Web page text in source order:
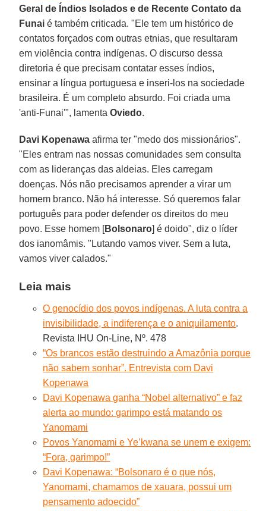
Geral de Índios Isolados e de Recente Contato da
Funai é também criticada. "Ele tem um histórico de
contatos forçados com outras etnias, que resultaram
em violência contra indígenas. O discurso dessa
diretoria é que precisam contatar esses índios,
ensinar a língua portuguesa e inseri-los na sociedade
brasileira. É um completo absurdo. Foi criada uma
'anti-Funai'", lamentaOviedo.
Davi Kopenawa afirma ter "medo dos missionários".
"Eles entram nas nossas comunidades sem consulta
com as lideranças das aldeias. Eles carregam
doenças. Nós não precisamos aprender a virar um
homem branco. Não há interesse. Só queremos falar
português para poder defender os direitos do meu
povo. Esse homem [Bolsonaro] é doido", diz o líder
dos ianomâmis. "Lutando vamos viver. Sem a luta,
vamos viver calados."
Leia mais
O genocídio dos povos indígenas. A luta contra a
invisibilidade, a indiferença e o aniquilamento.
Revista IHU On-Line, Nº. 478
“Os brancos estão destruindo a Amazônia porque
não sabem sonhar”. Entrevista com Davi
Kopenawa
Davi Kopenawa ganha “Nobel alternativo” e faz
alerta ao mundo: garimpo está matando os
Yanomami
Povos Yanomami e Ye’kwana se unem e exigem:
“Fora, garimpo!”
Davi Kopenawa: “Bolsonaro é o que nós,
Yanomami, chamamos de xauara, possui um
pensamento adoecido”